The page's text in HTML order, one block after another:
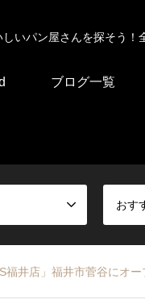
いパン屋さんを探そう
ブログ一覧
おす
福井店」福井市菅谷にオー